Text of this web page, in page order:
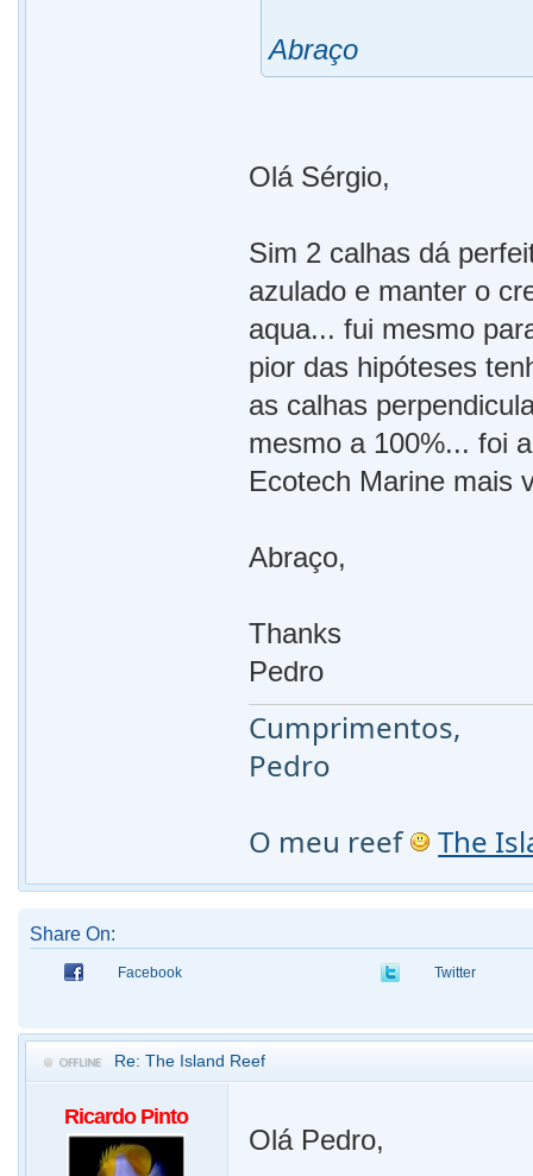
Abraço
Olá Sérgio,
Sim 2 calhas dá
azulado e manter o
aqua... fui mesmo
pior das hipóteses
as calhas
mesmo a 100%... foi
Ecotech Marine mais
Abraço,
Thanks
Pedro
Cumprimentos,
Pedro
O meu reef
The
Share On:
Facebook Twitter
Re: The Island Reef
Ricardo Pinto
Olá Pedro,